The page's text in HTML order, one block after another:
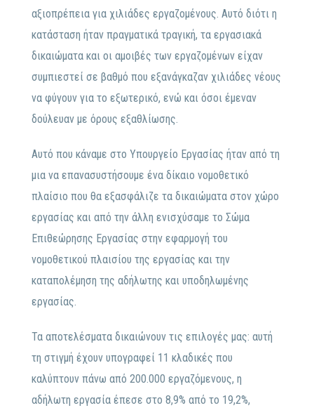
αξιοπρέπεια για χιλιάδες εργαζομένους. Αυτό διότι η
κατάσταση ήταν πραγματικά τραγική, τα εργασιακά
δικαιώματα και οι αμοιβές των εργαζομένων είχαν
συμπιεστεί σε βαθμό που εξανάγκαζαν χιλιάδες νέους
να φύγουν για το εξωτερικό, ενώ και όσοι έμεναν
δούλευαν με όρους εξαθλίωσης.
Αυτό που κάναμε στο Υπουργείο Εργασίας ήταν από τη
μια να επανασυστήσουμε ένα δίκαιο νομοθετικό
πλαίσιο που θα εξασφάλιζε τα δικαιώματα στον χώρο
εργασίας και από την άλλη ενισχύσαμε το Σώμα
Επιθεώρησης Εργασίας στην εφαρμογή του
νομοθετικού πλαισίου της εργασίας και την
καταπολέμηση της αδήλωτης και υποδηλωμένης
εργασίας.
Τα αποτελέσματα δικαιώνουν τις επιλογές μας: αυτή
τη στιγμή έχουν υπογραφεί 11 κλαδικές που
καλύπτουν πάνω από 200.000 εργαζόμενους, η
αδήλωτη εργασία έπεσε στο 8,9% από το 19,2%,